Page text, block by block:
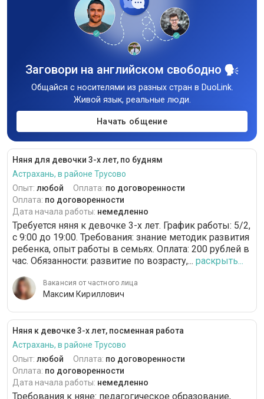
Заговори на английском свободно
Общайся с носителями из разных стран в DuoLink.
Живой язык, реальные люди.
Начать общение
Няня для девочки 3-х лет, по будням
Астрахань, в районе Трусово
Опыт: любой Оплата: по договоренности
Оплата: по договоренности
Дата начала работы: немедленно
Требуется няня к девочке 3-х лет. График работы: 5/2,
с 9:00 до 19:00. Требования: знание методик развития
ребенка, опыт работы в семьях. Оплата: 200 рублей в
час. Обязанности: развитие по возрасту,... раскрыть...
Вакансия от частного лица
Максим Кириллович
Няня к девочке 3-х лет, посменная работа
Астрахань, в районе Трусово
Опыт: любой Оплата: по договоренности
Оплата: по договоренности
Дата начала работы: немедленно
Требования к няне: педагогическое образование,